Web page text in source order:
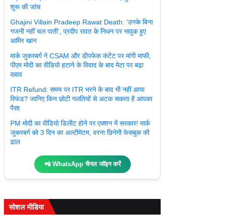
शुरू की जांच
Ghajini Villain Pradeep Rawat Death: ‘उनके बिना
गजनी नहीं चल पाती’, प्रदीप रावत के निधन पर भावुक हुए
आमिर खान
मार्क जुकरबर्ग ने CSAM और डीपफेक कंटेंट पर मांगी माफी,
पीएम मोदी का वीडियो हटाने के विवाद के बाद मेटा पर बढ़ा
दबाव
ITR Refund: समय पर ITR भरने के बाद भी नहीं आया
रिफंड? जानिए किन छोटी गलतियों से अटक सकता है आपका
पैसा
PM मोदी का वीडियो डिलीट होने पर एक्शन में सरकार! मार्क
जुकरबर्ग को 3 दिन का अल्टीमेटम, वरना छिनेगी फेसबुक की
ढाल
📲 WhatsApp चैनल जॉइन करें
सोशल मीडिया